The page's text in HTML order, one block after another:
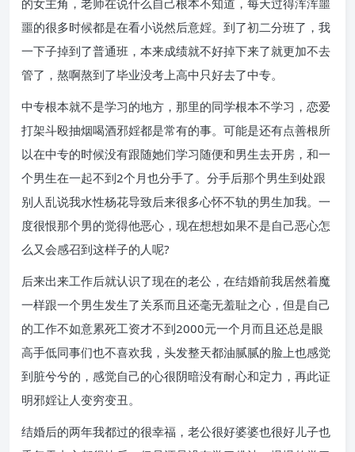
的女主角，老师在说什么自己根本不知道，每天过得浑浑噩
噩的很多时候都是在看小说然后意婬。到了初二分班了，我
一下子掉到了普通班，本来成绩就不好掉下来了就更加不去
管了，熬啊熬到了毕业没考上高中只好去了中专。
中专根本就不是学习的地方，那里的同学根本不学习，恋爱
打架斗殴抽烟喝酒邪婬都是常有的事。可能是还有点善根所
以在中专的时候没有跟随她们学习随便和男生去开房，和一
个男生在一起不到2个月也分手了。分手后那个男生到处跟
别人乱说我水性杨花导致后来很多心怀不轨的男生加我。一
度很恨那个男的觉得他恶心，现在想想如果不是自己恶心怎
么又会感召到这样子的人呢?
后来出来工作后就认识了现在的老公，在结婚前我居然着魔
一样跟一个男生发生了关系而且还毫无羞耻之心，但是自己
的工作不如意累死工资才不到2000元一个月而且还总是眼
高手低同事们也不喜欢我，头发整天都油腻腻的脸上也感觉
到脏兮兮的，感觉自己的心很阴暗没有耐心和定力，再此证
明邪婬让人变穷变丑。
结婚后的两年我都过的很幸福，老公很好婆婆也很好儿子也